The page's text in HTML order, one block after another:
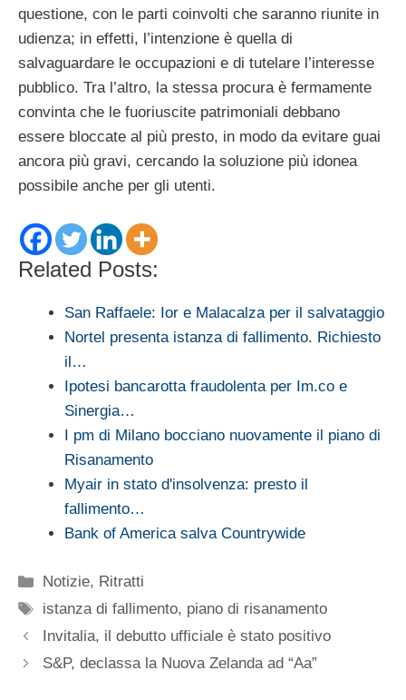
questione, con le parti coinvolti che saranno riunite in
udienza; in effetti, l’intenzione è quella di
salvaguardare le occupazioni e di tutelare l’interesse
pubblico. Tra l’altro, la stessa procura è fermamente
convinta che le fuoriuscite patrimoniali debbano
essere bloccate al più presto, in modo da evitare guai
ancora più gravi, cercando la soluzione più idonea
possibile anche per gli utenti.
Related Posts:
San Raffaele: Ior e Malacalza per il salvataggio
Nortel presenta istanza di fallimento. Richiesto
il…
Ipotesi bancarotta fraudolenta per Im.co e
Sinergia…
I pm di Milano bocciano nuovamente il piano di
Risanamento
Myair in stato d'insolvenza: presto il
fallimento…
Bank of America salva Countrywide
Categorie
Notizie, Ritratti
Tag
istanza di fallimento, piano di risanamento
Invitalia, il debutto ufficiale è stato positivo
S&P, declassa la Nuova Zelanda ad “Aa”